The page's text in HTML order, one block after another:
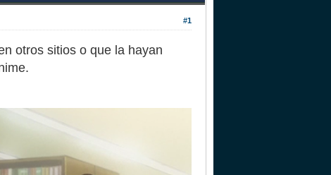
#1
otros sitios o que la hayan